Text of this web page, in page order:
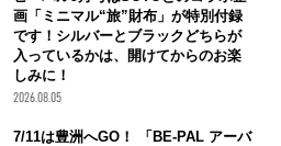
画「ミニマル“旅”財布」が特別付録
です！シルバーとブラックどちらが
入っているかは、開けてからのお楽
しみに！
2026.08.05
7/11は豊洲へGO！ 「BE-PAL アーバ